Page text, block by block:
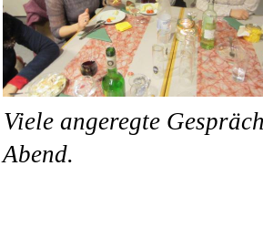
Viele angeregte
Abend.